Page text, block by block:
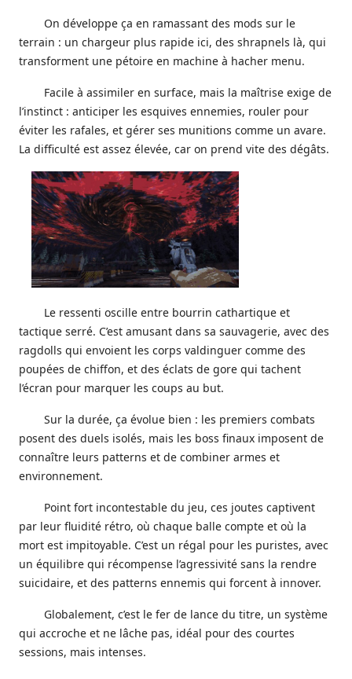
On développe ça en ramassant des mods sur le
terrain : un chargeur plus rapide ici, des shrapnels là, qui
transforment une pétoire en machine à hacher menu.
Facile à assimiler en surface, mais la maîtrise exige de
l’instinct : anticiper les esquives ennemies, rouler pour
éviter les rafales, et gérer ses munitions comme un avare.
La difficulté est assez élevée, car on prend vite des dégâts.
Le ressenti oscille entre bourrin cathartique et
tactique serré. C’est amusant dans sa sauvagerie, avec des
ragdolls qui envoient les corps valdinguer comme des
poupées de chiffon, et des éclats de gore qui tachent
l’écran pour marquer les coups au but.
Sur la durée, ça évolue bien : les premiers combats
posent des duels isolés, mais les boss finaux imposent de
connaître leurs patterns et de combiner armes et
environnement.
Point fort incontestable du jeu, ces joutes captivent
par leur fluidité rétro, où chaque balle compte et où la
mort est impitoyable. C’est un régal pour les puristes, avec
un équilibre qui récompense l’agressivité sans la rendre
suicidaire, et des patterns ennemis qui forcent à innover.
Globalement, c’est le fer de lance du titre, un système
qui accroche et ne lâche pas, idéal pour des courtes
sessions, mais intenses.